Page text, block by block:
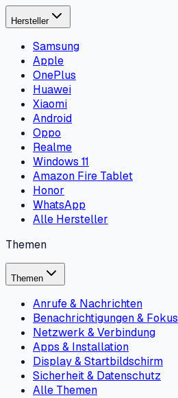
Hersteller
Samsung
Apple
OnePlus
Huawei
Xiaomi
Android
Oppo
Realme
Windows 11
Amazon Fire Tablet
Honor
WhatsApp
Alle Hersteller
Themen
Themen
Anrufe & Nachrichten
Benachrichtigungen & Fokus
Netzwerk & Verbindung
Apps & Installation
Display & Startbildschirm
Sicherheit & Datenschutz
Alle Themen